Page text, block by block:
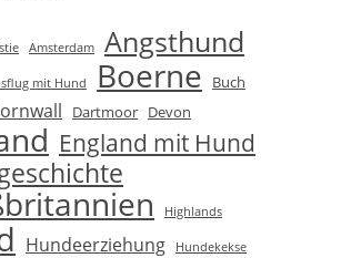
Amsterdam Angsthund
mit Hund Boerne
Buch
Dartmoor Devon
England mit Hund
Highlands
Hundeerziehung Hundekekse